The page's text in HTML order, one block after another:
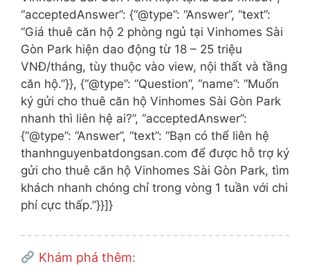
“acceptedAnswer”: {“@type”: “Answer”, “text”:
“Giá thuê căn hộ 2 phòng ngủ tại Vinhomes Sài
Gòn Park hiện dao động từ 18 – 25 triệu
VNĐ/tháng, tùy thuộc vào view, nội thất và tầng
căn hộ.”}}, {“@type”: “Question”, “name”: “Muốn
ký gửi cho thuê căn hộ Vinhomes Sài Gòn Park
nhanh thì liên hệ ai?”, “acceptedAnswer”:
{“@type”: “Answer”, “text”: “Bạn có thể liên hệ
thanhnguyenbatdongsan.com để được hỗ trợ ký
gửi cho thuê căn hộ Vinhomes Sài Gòn Park, tìm
khách nhanh chóng chỉ trong vòng 1 tuần với chi
phí cực thấp.”}}]}
Khám phá thêm: